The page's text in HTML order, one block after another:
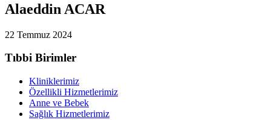
Alaeddin ACAR
22 Temmuz 2024
Tıbbi Birimler
Kliniklerimiz
Özellikli Hizmetlerimiz
Anne ve Bebek
Sağlık Hizmetlerimiz